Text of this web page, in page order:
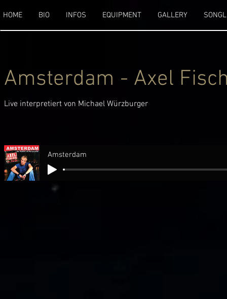
HOME BIO INFOS EQUIPMENT GALLERY
Amsterdam - Axel
Live interpretiert von Michael Würzburger
Amsterdam